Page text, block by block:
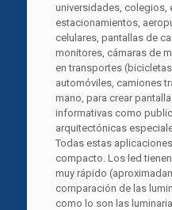
universidades, colegios,
estacionamientos,
celulares, pantallas de
monitores, cámaras de
en transportes
automóviles, camiones
mano, para crear
informativas como
arquitectónicas
Todas estas
compacto. Los led
muy rápido
comparación de las
como lo son las